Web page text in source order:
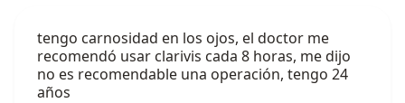
tengo carnosidad en los ojos, el doctor me
recomendó usar clarivis cada 8 horas, me dijo
no es recomendable una operación, tengo 24
años